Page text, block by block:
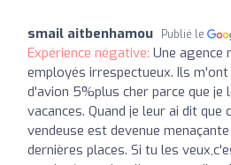
smail aitbenhamou Publié le
Expérience négative: Une agence
employés irrespectueux. Ils
d'avion 5%plus cher parce que je
vacances. Quand je leur ai dit que
vendeuse est devenue
dernières places. Si tu les